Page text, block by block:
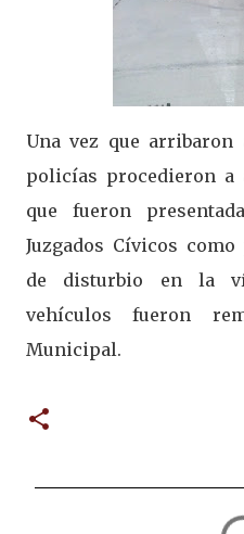
Una vez que
policías procedieron a
que fueron
Juzgados Cívicos
de disturbio en la
vehículos fueron
Municipal.